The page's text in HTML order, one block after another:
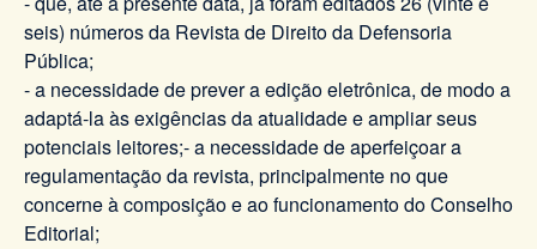
seis) números da Revista de Direito da Defensoria
Pública;
- a necessidade de prever a edição eletrônica, de modo a
adaptá-la às exigências da atualidade e ampliar seus
potenciais leitores;- a necessidade de aperfeiçoar a
regulamentação da revista, principalmente no que
concerne à composição e ao funcionamento do Conselho
Editorial;